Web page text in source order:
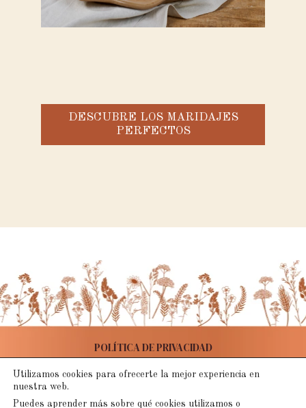
DESCUBRE LOS MARIDAJES
PERFECTOS
POLÍTICA DE PRIVACIDAD
AVISO LEGAL
Utilizamos cookies para ofrecerte la mejor experiencia en
nuestra web.
Puedes aprender más sobre qué cookies utilizamos o